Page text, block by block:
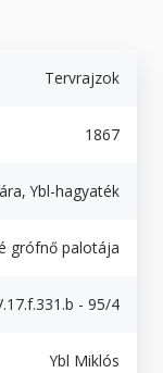
Tervrajzok
1867
Ybl-hagyaték
grófnő palotája
- 95/4
Ybl Miklós